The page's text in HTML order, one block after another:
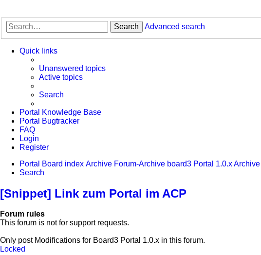
Search Advanced search
Quick links
Unanswered topics
Active topics
Search
Portal Knowledge Base
Portal Bugtracker
FAQ
Login
Register
Portal
Board index Archive Forum-Archive board3 Portal 1.0.x Archive
Search
[Snippet] Link zum Portal im ACP
Forum rules
This forum is not for support requests.
Only post Modifications for Board3 Portal 1.0.x in this forum.
Locked